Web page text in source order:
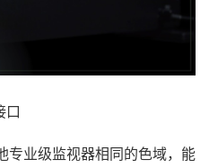
口
专业级监视器相同的色域，能